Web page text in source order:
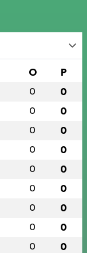
O P
0 0
0 0
0 0
0 0
0 0
0 0
0 0
0 0
0 0